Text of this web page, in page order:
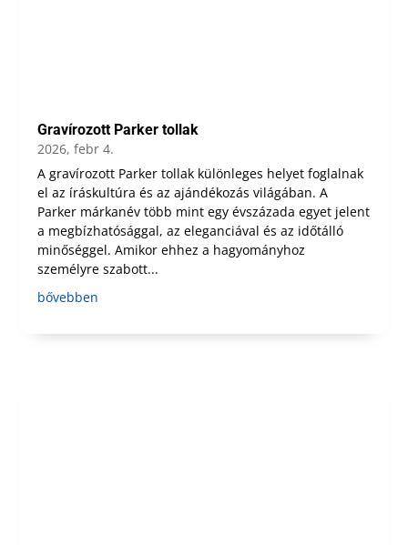
Gravírozott Parker tollak
2026, febr 4.
A gravírozott Parker tollak különleges helyet foglalnak
el az íráskultúra és az ajándékozás világában. A
Parker márkanév több mint egy évszázada egyet jelent
a megbízhatósággal, az eleganciával és az időtálló
minőséggel. Amikor ehhez a hagyományhoz
személyre szabott...
bővebben